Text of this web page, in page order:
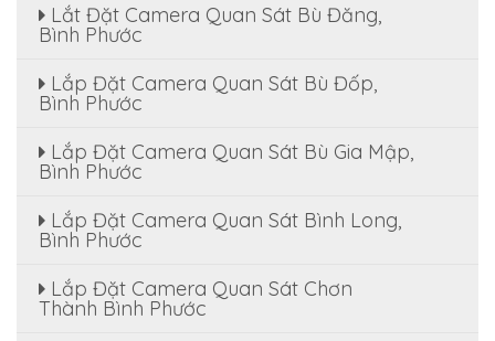
Lắt Đặt Camera Quan Sát Bù Đăng,
Bình Phước
Lắp Đặt Camera Quan Sát Bù Đốp,
Bình Phước
Lắp Đặt Camera Quan Sát Bù Gia Mập,
Bình Phước
Lắp Đặt Camera Quan Sát Bình Long,
Bình Phước
Lắp Đặt Camera Quan Sát Chơn
Thành Bình Phước